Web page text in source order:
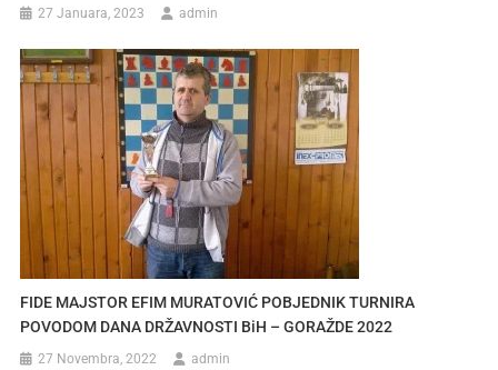
27 Januara, 2023 admin
FIDE MAJSTOR EFIM MURATOVIĆ POBJEDNIK TURNIRA
POVODOM DANA DRŽAVNOSTI BiH – GORAŽDE 2022
27 Novembra, 2022 admin